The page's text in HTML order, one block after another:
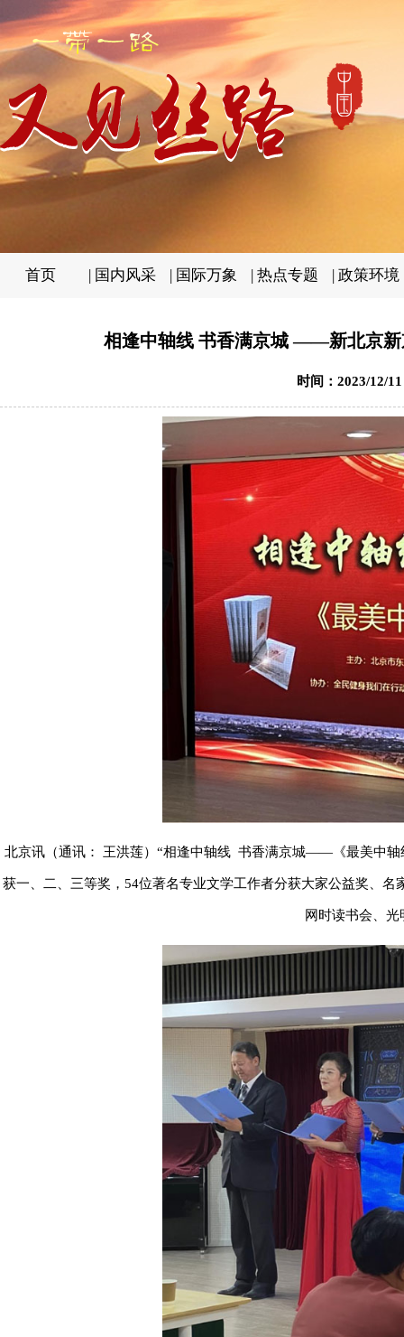
首页 | 国内风采 | 国际万象 | 热点专题 | 政策环境
相逢中轴线 书香满京城 ——新北京新
时间：2023/12/
北京讯（通讯： 王洪莲）“相逢中轴线 书香满京城——《最美中轴
获一、二、三等奖，54位著名专业文学工作者分获大家公益奖、
网时读书会、